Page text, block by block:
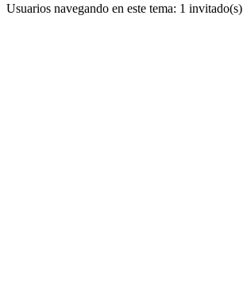
Usuarios navegando en este tema: 1 invitado(s)